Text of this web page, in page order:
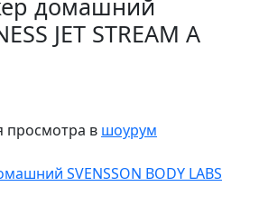
домашний
JET STREAM A
просмотра в шоурум